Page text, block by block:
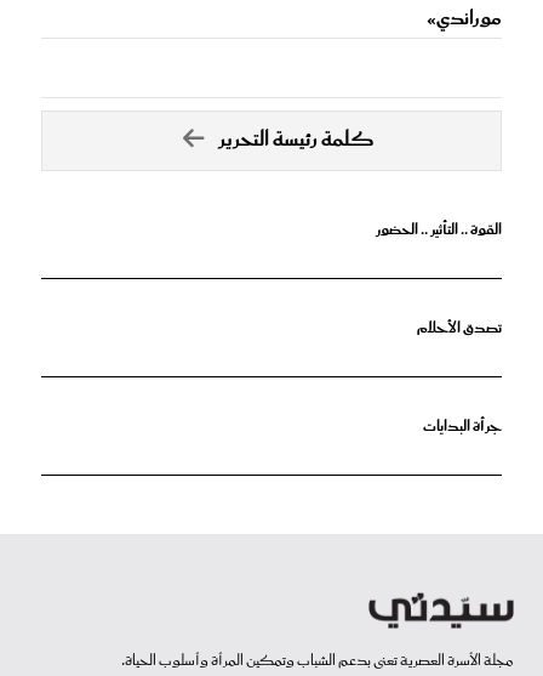
موراندي»
كلمة رئيسة التحرير
القوة .. التأثير .. الحضور
تصدق الأحلام
جرأة البدايات
مجلة الأسرة العصرية تعنى بدعم الشباب وتمكين المرأة وأسلوب الحياة.